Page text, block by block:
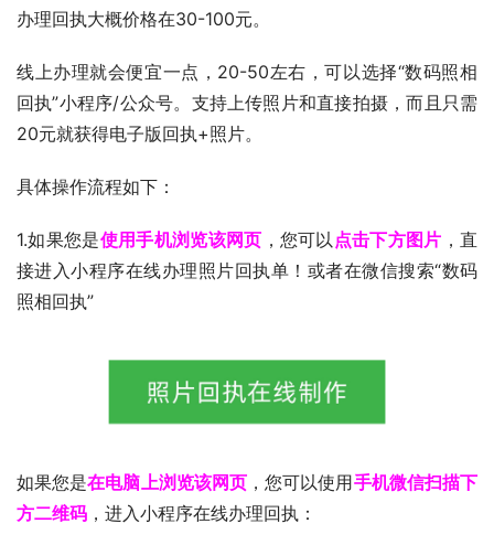
办理回执大概价格在30-100元。
线上办理就会便宜一点，20-50左右，可以选择“数码照相
回执”小程序/公众号。支持上传照片和直接拍摄，而且只需
20元就获得电子版回执+照片。
具体操作流程如下：
1.如果您是使用手机浏览该网页 ，您可以 点击下方图片 ，直
接进入小程序在线办理照片回执单！或者在微信搜索“数码
照相回执”
如果您是在电脑上浏览该网页 ，您可以使用手机微信扫描下
方二维码 ，进入小程序在线办理回执：